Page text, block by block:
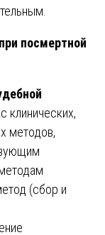
посмертной
клинических,
методов,
(сбор и